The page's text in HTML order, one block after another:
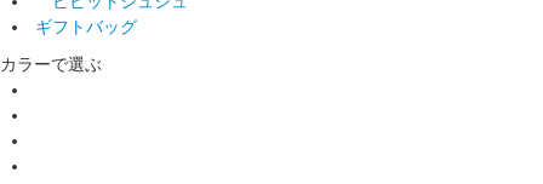
ギフトバッグ
カラーで選ぶ